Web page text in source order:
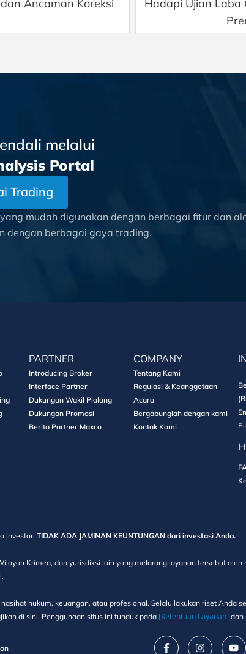
Ancaman Koreksi
Hadapi Ujian Laba
melalui
Portal
Trading
mudah digunakan dengan berbagai fitur dan
dengan berbagai gaya trading.
PARTNER
Introducing Broker
Interface Partner
Dukungan Wakil Pialang
Dukungan Promosi
Berita Partner Maxco
COMPANY
Tentang Kami
Regulasi & Keanggotaan
Acara
Bergabunglah dengan kami
Kontak Kami
investor. TIDAK ADA JAMINAN KEUNTUNGAN dari investasi Anda.
Krimea, dan yurisdiksi lain yang melarang layanan tersebut
hukum, keuangan, atau profesional. Selalu lakukan riset Anda
di sini. Penggunaan situs ini tunduk pada [Ketentuan Layanan] dan